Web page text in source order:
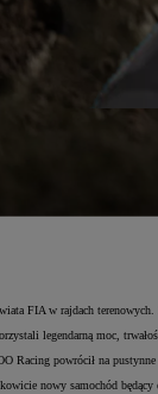
FIA w rajdach
legendarną moc,
Racing powrócił na
nowy samochód